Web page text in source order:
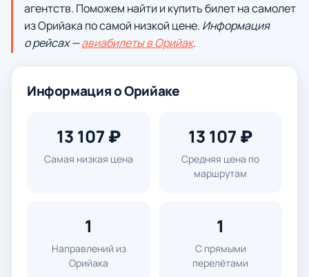
агентств. Поможем найти и купить билет на самолет
из Орийака по самой низкой цене. Информация
о рейсах —авиабилеты в Орийак.
Информация о Орийаке
13 107 ₽
Самая низкая цена
13 107 ₽
Средняя цена по
маршрутам
1
Направлений из
Орийака
1
С прямыми
перелётами